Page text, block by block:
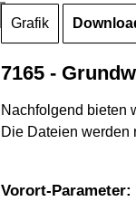
Grafik
7165 -
Nachfolgend bieten
Die Dateien werden
Vorort-Parameter: